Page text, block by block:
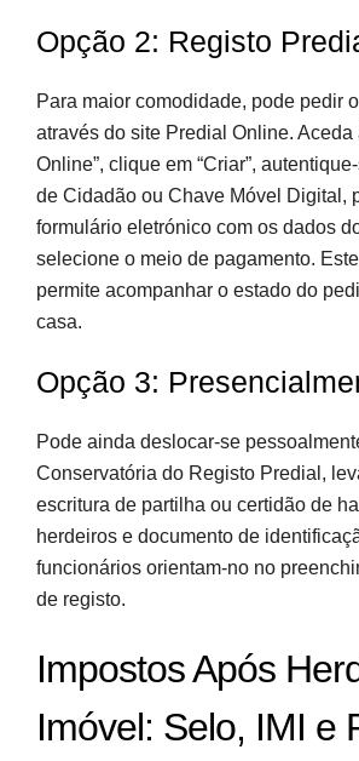
Opção 2: Registo
Para maior comodidade, pode pedir
através do site Predial Online. Aceda
Online”, clique em “Criar”,
de Cidadão ou Chave Móvel Digital,
formulário eletrónico com os dados
selecione o meio de pagamento.
permite acompanhar o estado do
casa.
Opção 3:
Pode ainda deslocar-se
Conservatória do Registo Predial,
escritura de partilha ou certidão de
herdeiros e documento de
funcionários orientam-no no
de registo.
Impostos Após
Imóvel: Selo, IMI e